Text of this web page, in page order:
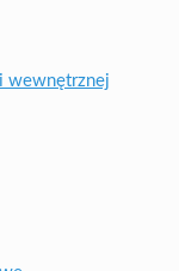
wewnętrznej